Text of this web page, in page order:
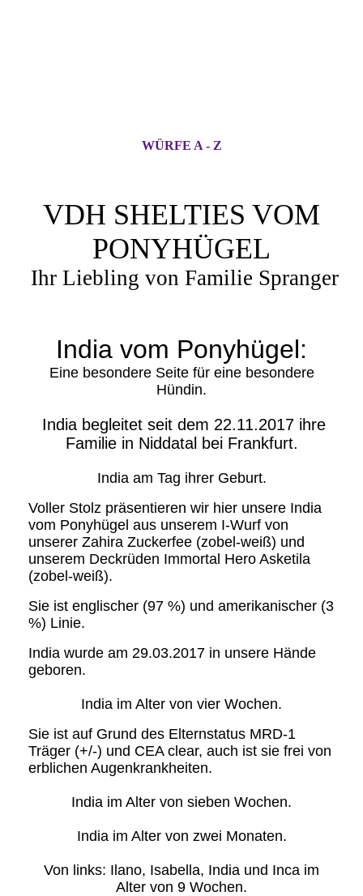
WÜRFE A - Z
VDH SHELTIES VOM
PONYHÜGEL
Ihr Liebling von Familie Spranger
India vom Ponyhügel:
Eine besondere Seite für eine besondere
Hündin.
India begleitet seit dem 22.11.2017 ihre
Familie in Niddatal bei Frankfurt.
India am Tag ihrer Geburt.
Voller Stolz präsentieren wir hier unsere India
vom Ponyhügel aus unserem I-Wurf von
unserer Zahira Zuckerfee (zobel-weiß) und
unserem Deckrüden Immortal Hero Asketila
(zobel-weiß).
Sie ist englischer (97 %) und amerikanischer (3
%) Linie.
India wurde am 29.03.2017 in unsere Hände
geboren.
India im Alter von vier Wochen.
Sie ist auf Grund des Elternstatus MRD-1
Träger (+/-) und CEA clear, auch ist sie frei von
erblichen Augenkrankheiten.
India im Alter von sieben Wochen.
India im Alter von zwei Monaten.
Von links: Ilano, Isabella, India und Inca im
Alter von 9 Wochen.